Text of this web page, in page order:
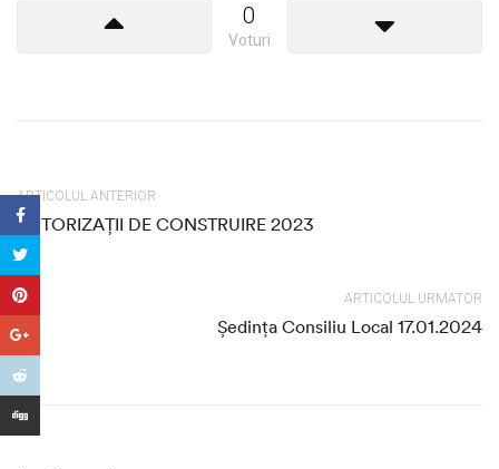
0
Voturi
ARTICOLUL ANTERIOR
AUTORIZAȚII DE CONSTRUIRE 2023
ARTICOLUL URMATOR
Ședința Consiliu Local 17.01.2024